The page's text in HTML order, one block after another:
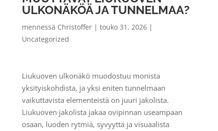
ULKONÄKÖÄ JA TUNNELMAA?
mennessä Christoffer| touko 31, 2026|
Uncategorized
Liukuoven ulkonäkö muodostuu monista
yksityiskohdista, ja yksi eniten tunnelmaan
vaikuttavista elementeistä on juuri jakolista.
Liukuoven jakolista jakaa ovipinnan useampaan
osaan, luoden rytmiä, syvyyttä ja visuaalista